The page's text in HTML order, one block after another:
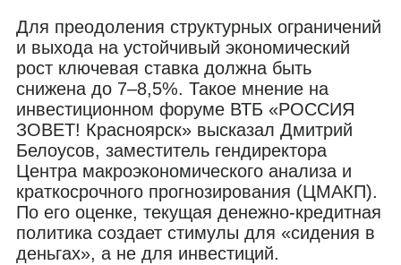
Для преодоления структурных ограничений
и выхода на устойчивый экономический
рост ключевая ставка должна быть
снижена до 7–8,5%. Такое мнение на
инвестиционном форуме ВТБ «РОССИЯ
ЗОВЕТ! Красноярск» высказал Дмитрий
Белоусов, заместитель гендиректора
Центра макроэкономического анализа и
краткосрочного прогнозирования (ЦМАКП).
По его оценке, текущая денежно-кредитная
политика создает стимулы для «сидения в
деньгах», а не для инвестиций.